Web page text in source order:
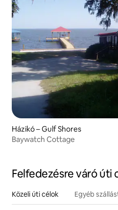
Házikó – Gulf Shores
Baywatch Cottage
Felfedezésre váró úti
Közeli úti célok Egyéb